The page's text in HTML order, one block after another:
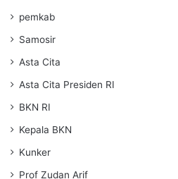
pemkab
Samosir
Asta Cita
Asta Cita Presiden RI
BKN RI
Kepala BKN
Kunker
Prof Zudan Arif